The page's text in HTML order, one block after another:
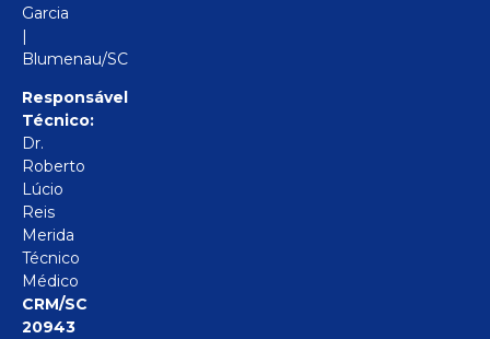
Garcia
|
Blumenau/SC
Responsável
Técnico:
Dr.
Roberto
Lúcio
Reis
Merida
Técnico
Médico
CRM/SC
20943